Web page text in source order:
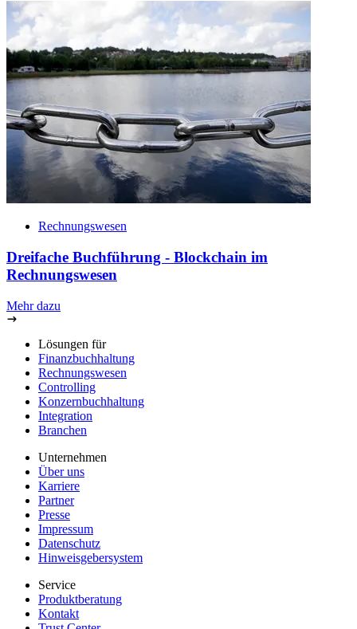
Rechnungswesen
Dreifache Buchführung - Blockchain im
Rechnungswesen
Mehr dazu
Lösungen für
Finanzbuchhaltung
Rechnungswesen
Controlling
Konzernbuchhaltung
Integration
Branchen
Unternehmen
Über uns
Karriere
Partner
Presse
Impressum
Datenschutz
Hinweisgebersystem
Service
Produktberatung
Kontakt